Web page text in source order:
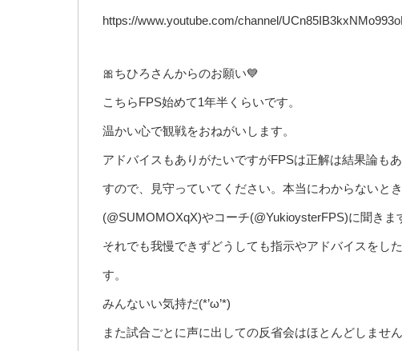
https://www.youtube.com/channel/
🎀ちひろさんからのお願い💙
こちらFPS始めて1年半くらいです。
温かい心で観戦をおねがいします。
アドバイスもありがたいですがFPSは正解は結果論も
すので、見守っていてください。本当にわからないと
(@SUMOMOXqX)やコーチ(@YukioysterFPS)に聞きま
それでも我慢できずどうしても指示やアドバイスをし
す。
みんないい気持だ(*’ω’*)
また試合ごとに声に出しての反省会はほとんどしません